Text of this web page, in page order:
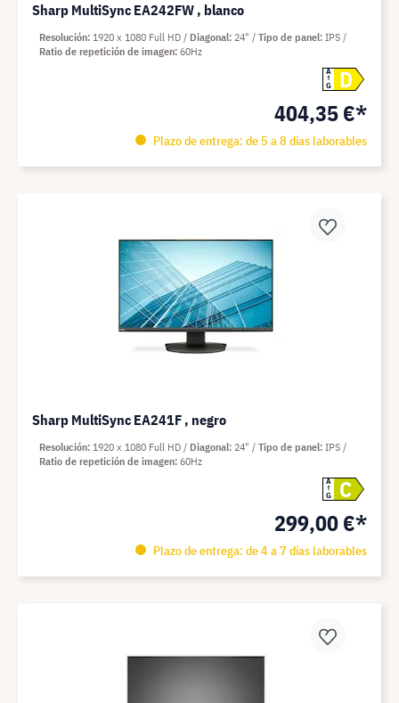
Sharp MultiSync EA242FW , blanco
A
G
D
404,35 €*
Plazo de entrega: de 5 a 8 días laborables
Resolución 1920 x 1080 Full HD Diagonal 24" Tipo de panel IPS
Ratio de repetición de imagen 60Hz
Sharp MultiSync EA241F , negro
A
G
C
299,00 €*
Plazo de entrega: de 4 a 7 días laborables
Resolución 1920 x 1080 Full HD Diagonal 24" Tipo de panel IPS
Ratio de repetición de imagen 60Hz